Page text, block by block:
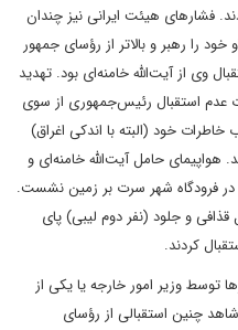
فشارهای هیئت ایرانی نیز چندان
خود را رهبر و بالاتر از رؤسای جمهور
وی از آیت‌الله خامنه‌ای بود. تهدید
عدم استقبال رئیس‌جمهوری از سوی
خود (البته با اندکی اغراق)
حامل آیت‌الله خامنه‌ای و
فرودگاه شهر سرت بر زمین نشست.
قذافی و جلود (نفر دوم لیبی) پای
کردند.
توسط وزیر امور خارجه یا یکی از
چنین استقبالی از رؤسای